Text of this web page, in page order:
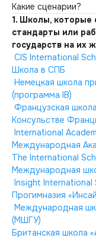
Какие сценарии?
1. Школы, которые
стандарты или
государств на их
CIS International
Школа в СПБ
Немецкая школа
(программа IB)
Французская
Консульстве
International
Международная
The International
Международная
Insight
Прогимназия
Международная
(МШГУ)
Британская школа